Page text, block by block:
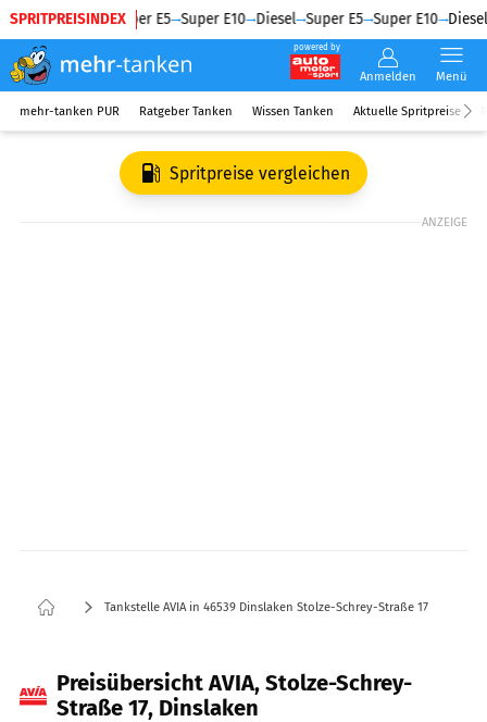
SPRITPREISINDEX
Diesel Super E5 Super E10 Diesel Super E5 Super E10 Diesel
powered by
Anmelden Menü
mehr-tanken PUR Ratgeber Tanken Wissen Tanken Aktuelle Spritpreise
Spritpreise vergleichen
ANZEIGE
Tankstelle AVIA in 46539 Dinslaken Stolze-Schrey-Straße 17
Preisübersicht AVIA, Stolze-Schrey-
Straße 17, Dinslaken